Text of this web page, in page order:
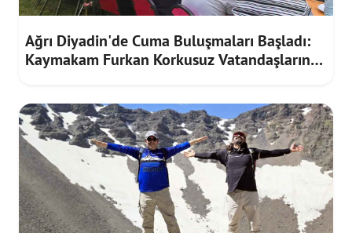
Ağrı Diyadin'de Cuma Buluşmaları Başladı:
Kaymakam Furkan Korkusuz Vatandaşların